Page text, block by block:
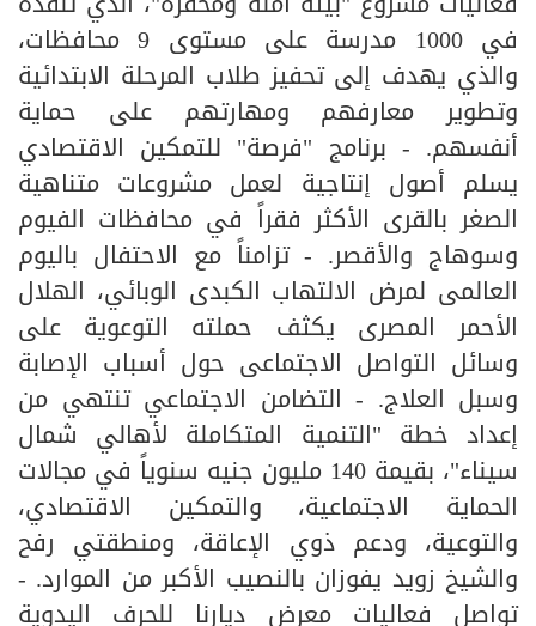
في 1000 مدرسة على مستوى 9 محافظات،
والذي يهدف إلى تحفيز طلاب المرحلة الابتدائية
وتطوير معارفهم ومهارتهم على حماية
أنفسهم. - برنامج "فرصة" للتمكين الاقتصادي
يسلم أصول إنتاجية لعمل مشروعات متناهية
الصغر بالقرى الأكثر فقراً في محافظات الفيوم
وسوهاج والأقصر. - تزامناً مع الاحتفال باليوم
العالمى لمرض الالتهاب الكبدى الوبائي، الهلال
الأحمر المصرى يكثف حملته التوعوية على
وسائل التواصل الاجتماعى حول أسباب الإصابة
وسبل العلاج. - التضامن الاجتماعي تنتهي من
إعداد خطة "التنمية المتكاملة لأهالي شمال
سيناء"، بقيمة 140 مليون جنيه سنوياً في مجالات
الحماية الاجتماعية، والتمكين الاقتصادي،
والتوعية، ودعم ذوي الإعاقة، ومنطقتي رفح
والشيخ زويد يفوزان بالنصيب الأكبر من الموارد. -
تواصل فعاليات معرض ديارنا للحرف اليدوية